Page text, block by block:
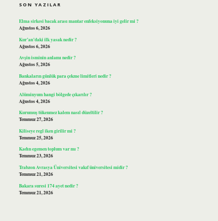
SON YAZILAR
Elma sirkesi bacak arası mantar enfeksiyonuna iyi gelir mi ?
Ağustos 6, 2026
Kur’an’daki ilk yasak nedir ?
Ağustos 6, 2026
Avşin isminin anlamı nedir ?
Ağustos 5, 2026
Bankaların günlük para çekme limitleri nedir ?
Ağustos 4, 2026
Alüminyum hangi bölgede çıkarılır ?
Ağustos 4, 2026
Kurumuş tükenmez kalem nasıl düzeltilir ?
Temmuz 27, 2026
Kiliseye regl iken girilir mi ?
Temmuz 25, 2026
Kadın egemen toplum var mı ?
Temmuz 23, 2026
Trabzon Avrasya Üniversitesi vakıf üniversitesi midir ?
Temmuz 21, 2026
Bakara suresi 174 ayet nedir ?
Temmuz 21, 2026